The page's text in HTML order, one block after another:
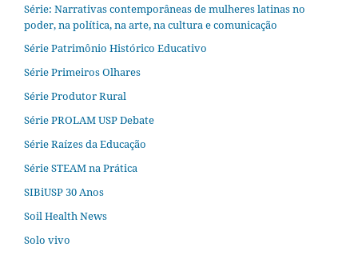
Série: Narrativas contemporâneas de mulheres latinas no
poder, na política, na arte, na cultura e comunicação
Série Patrimônio Histórico Educativo
Série Primeiros Olhares
Série Produtor Rural
Série PROLAM USP Debate
Série Raízes da Educação
Série STEAM na Prática
SIBiUSP 30 Anos
Soil Health News
Solo vivo